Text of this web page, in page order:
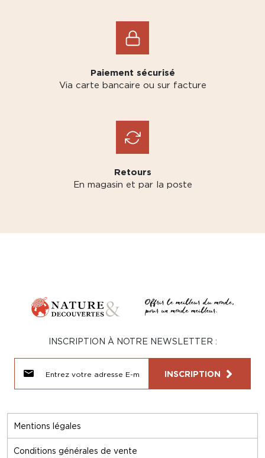
Paiement sécurisé
Via carte bancaire ou sur facture
Retours
En magasin et par la poste
Mentions légales
Conditions générales de vente
INSCRIPTION À NOTRE NEWSLETTER :
INSCRIPTION